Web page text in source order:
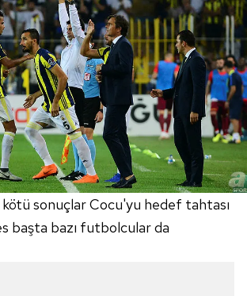
sonuçlar Cocu'yu hedef tahtası
başta bazı futbolcular da